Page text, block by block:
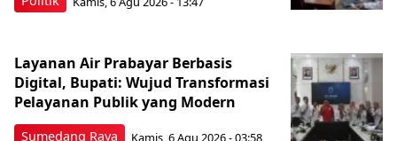
Sumedang Raya
Layanan Air Prabayar Berbasis
Digital, Bupati: Wujud Transformasi
Pelayanan Publik yang Modern
Kamis, 6 Agu 2026 - 03:58